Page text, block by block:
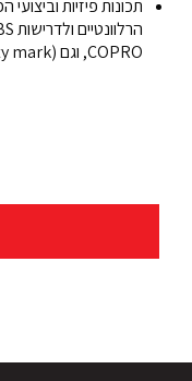
תכונות פיזיות
COPRO, וגם Kiwa (KOMO quality mark)